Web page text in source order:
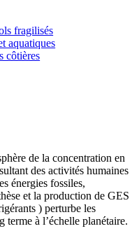
fragilisés
aquatiques
côtières
de la concentration en
des activités humaines
énergies fossiles,
et la production de GES
) perturbe les
terme à l’échelle planétaire.